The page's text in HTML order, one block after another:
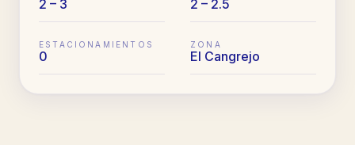
2 – 3 2 – 2.5
ESTACIONAMIENTOS
0
ZONA
El Cangrejo